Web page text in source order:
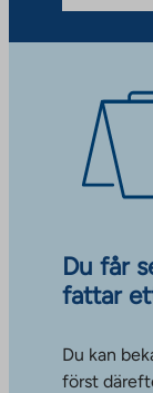
Du får
fattar
Du kan
först